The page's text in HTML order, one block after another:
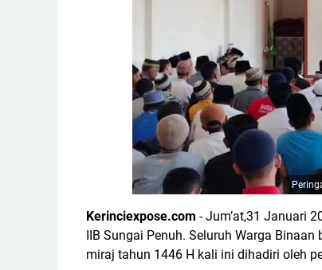
Kerinciexpose.com - Jum’at,31 Januari
IIB Sungai Penuh. Seluruh Warga
miraj tahun 1446 H kali ini dihadiri oleh